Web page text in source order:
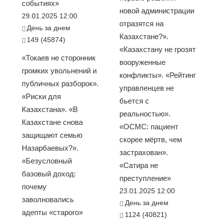
событиях»
29.01.2025 12:00
День за днем
149 (45874)
«Токаев не сторонник
громких увольнений и
публичных разборок».
«Риски для
Казахстана». «В
Казахстане снова
защищают семью
Назарбаевых?».
«Безусловный
базовый доход:
почему
заволновались
адепты «старого»
новой администрации
отразятся на
Казахстане?».
«Казахстану не грозят
вооруженные
конфликты». «Рейтинг
управленцев не
бьется с
реальностью».
«ОСМС: пациент
скорее мёртв, чем
застрахован».
«Сатира не
преступление»
23.01.2025 12:00
День за днем
1124 (40821)